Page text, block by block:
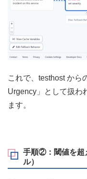
これで、testhost から
Urgency」として扱わ
ます。
手順②：閾値を超
ル）